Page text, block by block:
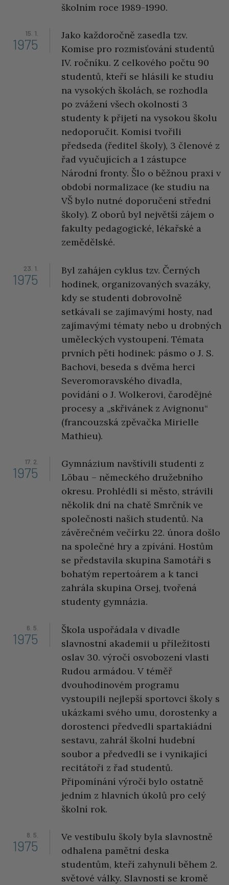
školním roce 1989-1990.
15. 1.
1975
Jako každoročně zasedla tzv.
Komise pro rozmisťování studentů
IV. ročníku. Z celkového počtu 90
studentů, kteří se hlásili ke studiu
na vysokých školách, se rozhodla
po zvážení všech okolností 3
studenty k přijetí na vysokou školu
nedoporučit. Komisi tvořili
předseda (ředitel školy), 3 členové z
řad vyučujících a 1 zástupce
Národní fronty. Šlo o běžnou praxi v
období normalizace (ke studiu na
VŠ bylo nutné doporučení střední
školy). Z oborů byl největší zájem o
fakulty pedagogické, lékařské a
zemědělské.
23. 1.
1975
Byl zahájen cyklus tzv. Černých
hodinek, organizovaných svazáky,
kdy se studenti dobrovolně
setkávali se zajímavými hosty, nad
zajímavými tématy nebo u drobných
uměleckých vystoupení. Témata
prvních pěti hodinek: pásmo o J. S.
Bachovi, beseda s dvěma herci
Severomoravského divadla,
povídání o J. Wolkerovi, čarodějné
procesy a „skřivánek z Avignonu“
(francouzská zpěvačka Mirielle
Mathieu).
17. 2.
1975
Gymnázium navštívili studenti z
Löbau – německého družebního
okresu. Prohlédli si město, strávili
několik dní na chatě Smrčník ve
společnosti našich studentů. Na
závěrečném večírku 22. února došlo
na společné hry a zpívání. Hostům
se představila skupina Samotáři s
bohatým repertoárem a k tanci
zahrála skupina Orsej, tvořená
studenty gymnázia.
6. 5.
1975
Škola uspořádala v divadle
slavnostní akademii u příležitosti
oslav 30. výročí osvobození vlasti
Rudou armádou. V téměř
dvouhodinovém programu
vystoupili nejlepší sportovci školy s
ukázkami svého umu, dorostenky a
dorostenci předvedli spartakiádní
sestavu, zahrál školní hudební
soubor a předvedli se i vynikající
recitátoři z řad studentů.
Připomínání výročí bylo ostatně
jedním z hlavních úkolů pro celý
školní rok.
8. 5.
1975
Ve vestibulu školy byla slavnostně
odhalena pamětní deska
studentům, kteří zahynuli během 2.
světové války. Slavnosti se kromě